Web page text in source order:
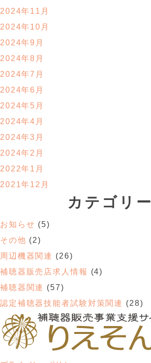
2024年11月
2024年10月
2024年9月
2024年8月
2024年7月
2024年6月
2024年5月
2024年4月
2024年3月
2024年2月
2022年1月
2021年12月
カテゴリー
お知らせ (5)
その他 (2)
周辺機器関連 (26)
補聴器販売店求人情報
(4)
補聴器関連 (57)
認定補聴器技能者試験対策関連 (28)